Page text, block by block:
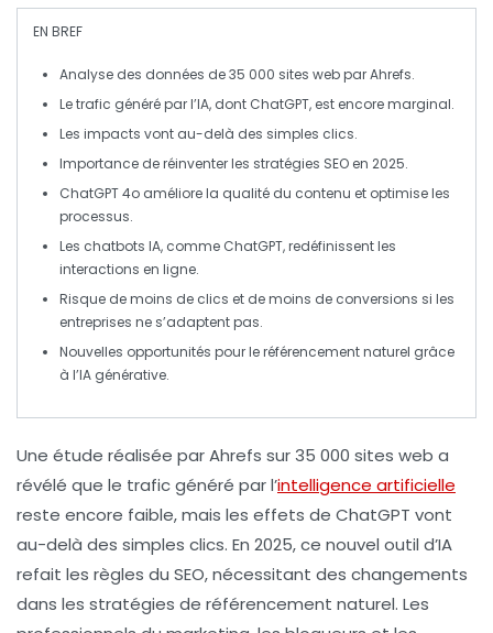
EN BREF
Analyse des données de35 000 sites webparAhrefs.
Le trafic généré par l’IA, dont ChatGPT, est encoremarginal.
Les impacts vont au-delà des simples clics.
Importance deréinventer les stratégies SEO en 2025.
ChatGPT 4o améliore la qualité du contenu et optimise les
processus.
Les chatbots IA, comme ChatGPT, redéfinissent les
interactions en ligne.
Risque demoins de clics et demoins de conversions si les
entreprises ne s’adaptent pas.
Nouvelles opportunités pour leréférencement naturel grâce
à l’IA générative.
Une étude réalisée parAhrefs sur 35 000 sites web a
révélé que le trafic généré par l’intelligence artificielle
reste encore faible, mais les effets de ChatGPT vont
au-delà des simples clics. En 2025, ce nouvel outil d’IA
refait les règles du SEO, nécessitant des changements
dans les stratégies de référencement naturel. Les